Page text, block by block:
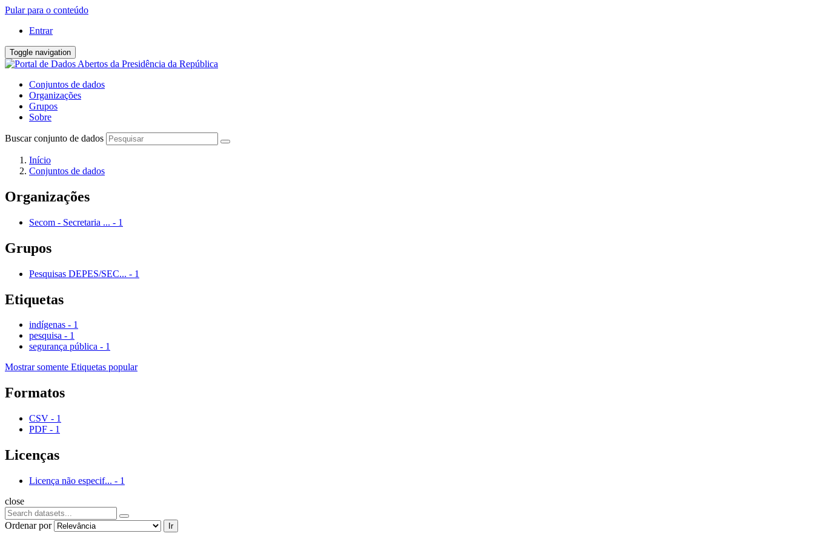
Pular para o conteúdo
Entrar
Toggle navigation
Conjuntos de dados
Organizações
Grupos
Sobre
Buscar conjunto de dados
Início
Conjuntos de dados
Organizações
Secom - Secretaria ... - 1
Grupos
Pesquisas DEPES/SEC... - 1
Etiquetas
indígenas - 1
pesquisa - 1
segurança pública - 1
Mostrar somente Etiquetas popular
Formatos
CSV - 1
PDF - 1
Licenças
Licença não especif... - 1
close
Ordenar por Ir